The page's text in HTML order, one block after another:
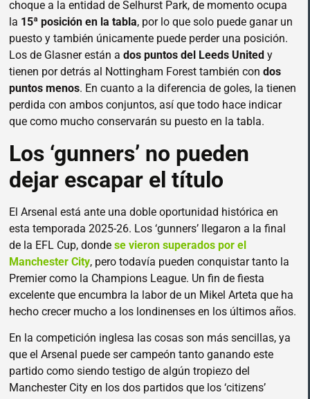
choque a la entidad de Selhurst Park, de momento ocupa
la 15ª posición en la tabla, por lo que solo puede ganar un
puesto y también únicamente puede perder una posición.
Los de Glasner están a dos puntos del Leeds United y
tienen por detrás al Nottingham Forest también con dos
puntos menos. En cuanto a la diferencia de goles, la tienen
perdida con ambos conjuntos, así que todo hace indicar
que como mucho conservarán su puesto en la tabla.
Los ‘gunners’ no pueden
dejar escapar el título
El Arsenal está ante una doble oportunidad histórica en
esta temporada 2025-26. Los ‘gunners’ llegaron a la final
de la EFL Cup, donde se vieron superados por el
Manchester City, pero todavía pueden conquistar tanto la
Premier como la Champions League. Un fin de fiesta
excelente que encumbra la labor de un Mikel Arteta que ha
hecho crecer mucho a los londinenses en los últimos años.
En la competición inglesa las cosas son más sencillas, ya
que el Arsenal puede ser campeón tanto ganando este
partido como siendo testigo de algún tropiezo del
Manchester City en los dos partidos que los ‘citizens’